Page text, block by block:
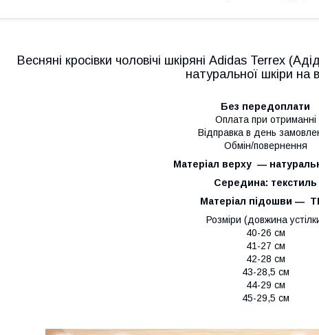
Весняні кросівки чоловічі шкіряні Adidas Terrex
натуральної шкіри на
Без передоплати
Оплата при отриманні
Відправка в день
Обмін/повернення
Матеріал верху ―
Середина: текстиль
Матеріал підошви ―
Розміри (довжина
40-26 см
41-27 см
42-28 см
43-28,5 см
44-29 см
45-29,5 см